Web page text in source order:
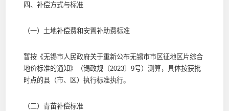
四、补偿方式与标准
（一）土地补偿费和安置补助费标准
暂按《无锡市人民政府关于重新公布无锡市市区征地区片综合
地价标准的通知》（锡政规〔2023〕9号）测算，具体按获批
时点的县（市、区）执行标准执行。
（二）青苗补偿标准